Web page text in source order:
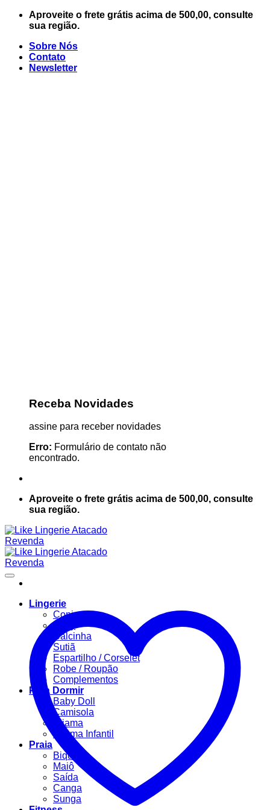
Skip
Aproveite o frete grátis acima de 500,00, consulte
sua região.
Sobre Nós
Contato
Newsletter
Receba Novidades
assine para receber novidades
Erro: Formulário de contato não
encontrado.
Aproveite o frete grátis acima de 500,00, consulte
sua região.
Lingerie
Conjuntos
Body
Calcinha
Sutiã
Espartilho / Corselet
Robe / Roupão
Complementos
Para Dormir
Baby Doll
Camisola
Pijama
Pijama Infantil
Praia
Biquíni
Maiô
Saída
Canga
Sunga